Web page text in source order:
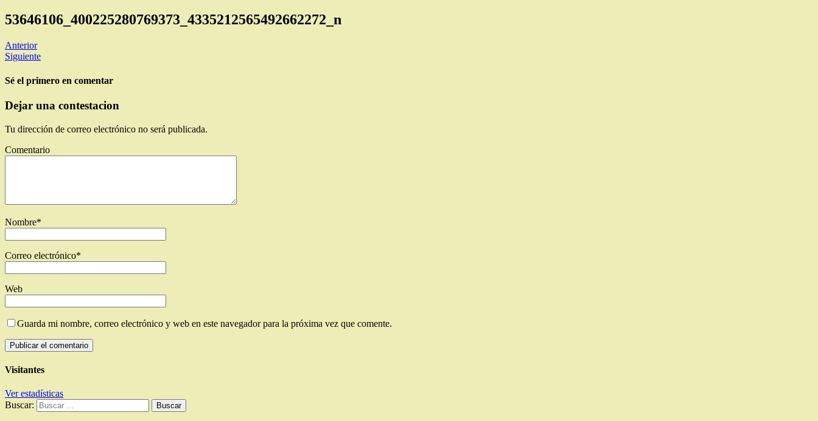
53646106_400225280769373_4335212565492662272_n
Anterior
Siguiente
Sé el primero en comentar
Dejar una contestacion
Tu dirección de correo electrónico no será publicada.
Comentario
Nombre*
Correo electrónico*
Web
Guarda mi nombre, correo electrónico y web en este navegador para la próxima vez que comente.
Visitantes
Ver estadísticas
Buscar: